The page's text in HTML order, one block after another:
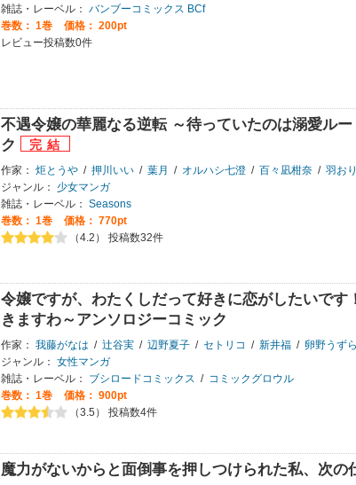
雑誌・レーベル： バンブーコミックス BCf
巻数： 1巻
価格： 200pt
レビュー投稿数0件
不遇令嬢の華麗なる逆転 ～待っていたのは溺愛ル
ク
作家： 炬とうや / 押川いい / 葉月 / オルハシ七澄 / 百々凪柑奈 / 羽おり
ジャンル：
少女マンガ
雑誌・レーベル： Seasons
巻数： 1巻
価格： 770pt
（4.2） 投稿数32件
令嬢ですが、わたくしだって好きに恋がしたいです
きますわ～アンソロジーコミック
作家： 我藤がなは / 辻谷実 / 辺野夏子 / セトリコ / 新井福 / 卵野うずら
ジャンル： 女性マンガ
雑誌・レーベル：
ブシロードコミックス / コミックグロウル
巻数： 1巻
価格： 900pt
（3.5） 投稿数4件
魔力がないからと面倒事を押しつけられた私、次の